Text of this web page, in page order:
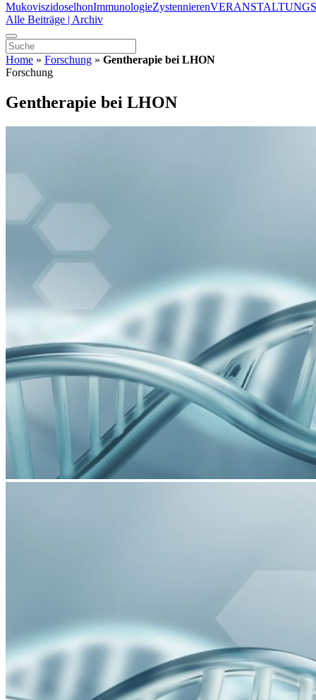
MukoviszidoselhonImmunologieZystennieren
Alle Beiträge | Archiv
Home » Forschung » Gentherapie bei LHON
Forschung
Gentherapie bei LHON